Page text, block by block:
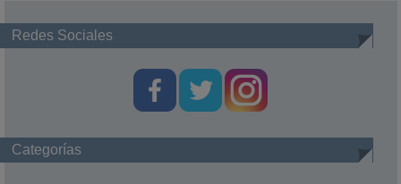
Redes Sociales
Categorías